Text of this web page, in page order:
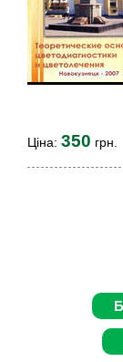
Ціна: 350 грн.